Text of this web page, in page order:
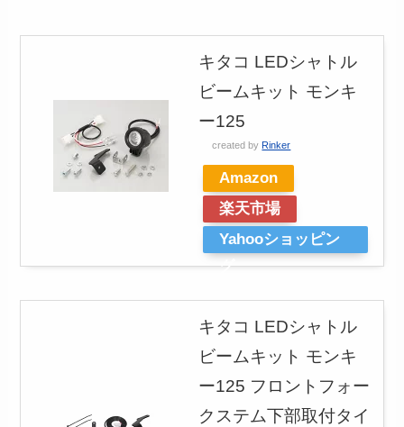
キタコ LEDシャトル
ビームキット モンキ
ー125
created by Rinker
Amazon
楽天市場
Yahooショッピン
グ
キタコ LEDシャトル
ビームキット モンキ
ー125 フロントフォー
クステム下部取付タイ